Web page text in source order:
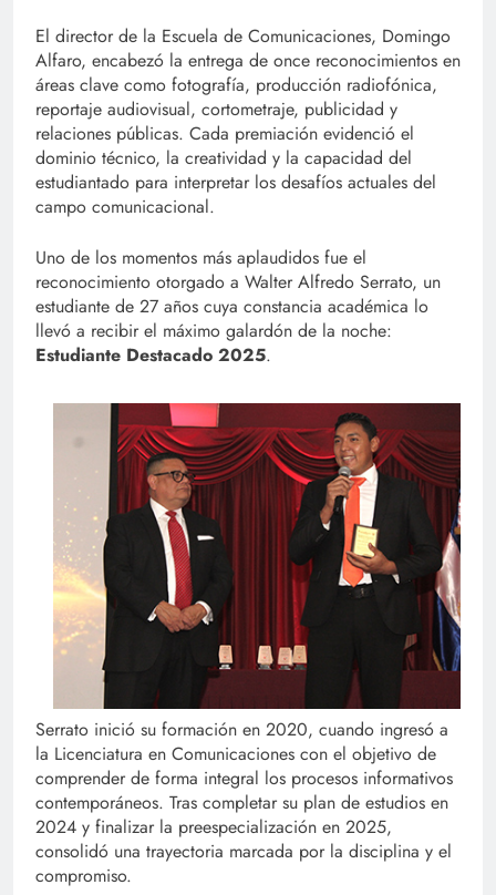
El director de la Escuela de Comunicaciones, Domingo
Alfaro, encabezó la entrega de once reconocimientos en
áreas clave como fotografía, producción radiofónica,
reportaje audiovisual, cortometraje, publicidad y
relaciones públicas. Cada premiación evidenció el
dominio técnico, la creatividad y la capacidad del
estudiantado para interpretar los desafíos actuales del
campo comunicacional.
Uno de los momentos más aplaudidos fue el
reconocimiento otorgado a Walter Alfredo Serrato, un
estudiante de 27 años cuya constancia académica lo
llevó a recibir el máximo galardón de la noche:
Estudiante Destacado 2025.
Serrato inició su formación en 2020, cuando ingresó a
la Licenciatura en Comunicaciones con el objetivo de
comprender de forma integral los procesos informativos
contemporáneos. Tras completar su plan de estudios en
2024 y finalizar la preespecialización en 2025,
consolidó una trayectoria marcada por la disciplina y el
compromiso.